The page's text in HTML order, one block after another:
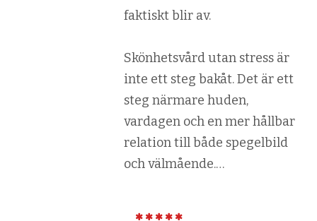
faktiskt blir av.
Skönhetsvård utan stress är
inte ett steg bakåt. Det är ett
steg närmare huden,
vardagen och en mer hållbar
relation till både spegelbild
och välmående.…